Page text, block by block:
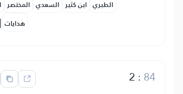
المختصر السعدي ابن كثير الطبري
| هدايات
2 : 84